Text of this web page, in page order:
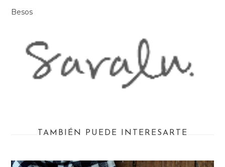
Besos
TAMBIÉN PUEDE INTERESARTE